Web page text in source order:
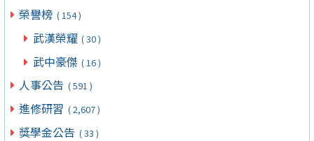
榮譽榜 ( 154 )
武漢榮耀 ( 30 )
武中豪傑 ( 16 )
人事公告 ( 591 )
進修研習 ( 2,607 )
獎學金公告 ( 33 )